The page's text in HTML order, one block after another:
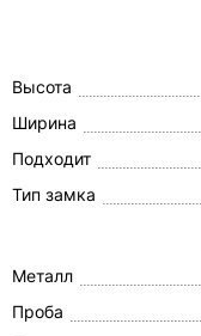
Высота
Ширина
Подходит
Тип замка
Металл
Проба